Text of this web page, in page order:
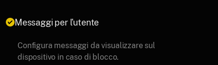
Messaggi per l'utente
Configura messaggi da visualizzare sul
dispositivo in caso di blocco.